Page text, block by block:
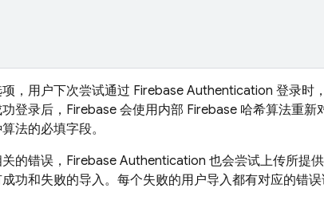
，用户下次尝试通过 Firebase Authentication 登录时
登录后，Firebase 会使用内部 Firebase 哈希算法重新
法的必填字段。
的错误， Firebase Authentication 也会尝试上传所提
功和失败的导入。每个失败的用户导入都有对应的错